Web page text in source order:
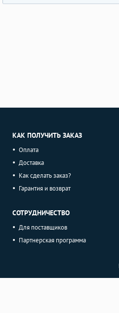
КАК ПОЛУЧИТЬ ЗАКАЗ
Оплата
Доставка
Как сделать заказ?
Гарантия и возврат
СОТРУДНИЧЕСТВО
Для поставщиков
Партнерская программа